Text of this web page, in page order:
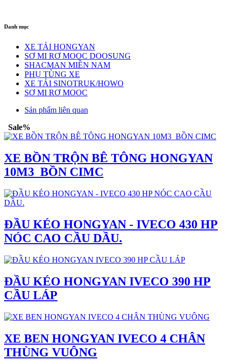
Danh mục
XE TẢI HONGYAN
SƠ MI RƠ MOOC DOOSUNG
SHACMAN MIỀN NAM
PHỤ TÙNG XE
XE TẢI SINOTRUK/HOWO
SƠ MI RƠ MOOC
Sản phẩm liên quan
Sale%
XE BỒN TRỘN BÊ TÔNG HONGYAN
10M3_BỒN CIMC
ĐẦU KÉO HONGYAN - IVECO 430 HP
NÓC CAO CẦU DẦU.
ĐẦU KÉO HONGYAN IVECO 390 HP
CẦU LÁP
XE BEN HONGYAN IVECO 4 CHÂN
THÙNG VUÔNG